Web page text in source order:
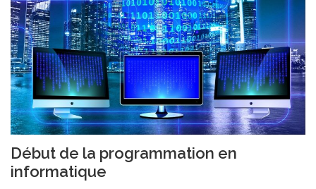
Début de la programmation en
informatique